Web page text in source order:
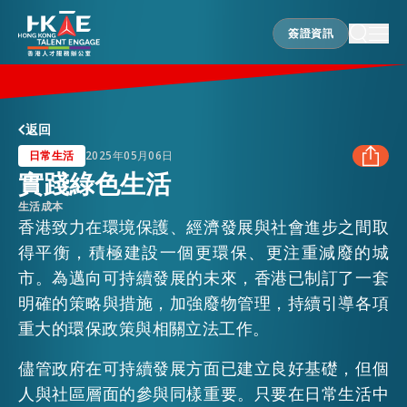
簽證資訊
簽證資訊
香港優勢
居港須知
人才支援
就業資訊
在港營商
返回
日常生活 2025年05月06日
LINKEDIN
WECHAT
實踐綠色生活
生活成本
香港致力在環境保護、經濟發展與社會進步之間取
得平衡，積極建設一個更環保、更注重減廢的城
市。為邁向可持續發展的未來，香港已制訂了一套
明確的策略與措施，加強廢物管理，持續引導各項
重大的環保政策與相關立法工作。
儘管政府在可持續發展方面已建立良好基礎，但個
人與社區層面的參與同樣重要。只要在日常生活中